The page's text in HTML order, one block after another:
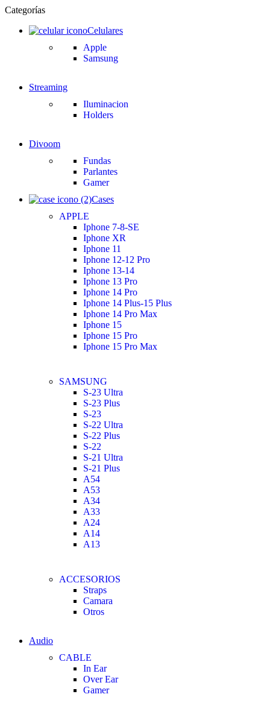
Categorías
Celulares
Apple
Samsung
Streaming
Iluminacion
Holders
Divoom
Fundas
Parlantes
Gamer
Cases
APPLE
Iphone 7-8-SE
Iphone XR
Iphone 11
Iphone 12-12 Pro
Iphone 13-14
Iphone 13 Pro
Iphone 14 Pro
Iphone 14 Plus-15 Plus
Iphone 14 Pro Max
Iphone 15
Iphone 15 Pro
Iphone 15 Pro Max
SAMSUNG
S-23 Ultra
S-23 Plus
S-23
S-22 Ultra
S-22 Plus
S-22
S-21 Ultra
S-21 Plus
A54
A53
A34
A33
A24
A14
A13
ACCESORIOS
Straps
Camara
Otros
Audio
CABLE
In Ear
Over Ear
Gamer